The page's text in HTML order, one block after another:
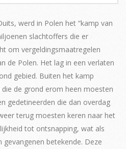
werd in Polen het “kamp van
slachtoffers die er
om vergeldingsmaatregelen
de Polen. Het lag in een verlaten
gebied. Buiten het kamp
de grond erom heen moesten
gedetineerden die dan overdag
terug moesten keren naar het
tot ontsnapping, wat als
betekende. Deze